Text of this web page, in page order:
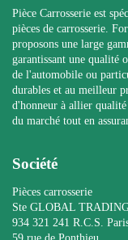
Pièce Carrosserie est
pièces de carrosserie.
proposons une large
garantissant une qualité
de l'automobile ou
durables et au meilleur
d'honneur à allier
du marché tout en
Société
Pièces carrosserie
Ste GLOBAL
934 321 241 R.C.S.